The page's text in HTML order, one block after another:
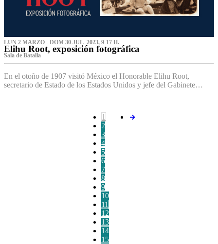
LUN 2 MARZO - DOM 30 JUL 2023, 9-17 H.
Elihu Root, exposición fotográfica
Sala de Batalla
En el otoño de 1907 visitó México el Honorable Elihu Root,
secretario de Estado de los Estados Unidos y jefe del Gabinete…
1
2
3
4
5
6
7
8
9
10
11
12
13
14
15